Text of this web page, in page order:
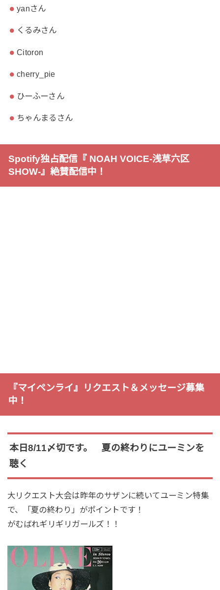
yanさん
くるみさん
Citoron
cherry_pie
ひーふーさん
ちゃんまるさん
Spotify独占配信『 NOAH VOICE-浅草六区
SHOW-』絶賛配信中！
『マイペンライ』リクエスト＆メッセージ募集
中！
本日8/11〆切です。 夏の終わりにユーミンを
聴く
大リクエスト大会は昨年のサザンに続いてユーミン特集
で、「夏の終わり」がポイントです！
がむばれギリギリガールズ！！